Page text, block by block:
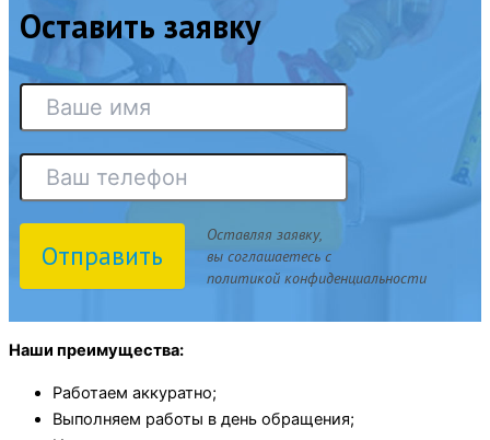
Оставить заявку
Отправить
Оставляя заявку,
вы соглашаетесь с
политикой конфиденциальности
Наши преимущества:
Работаем аккуратно;
Выполняем работы в день обращения;